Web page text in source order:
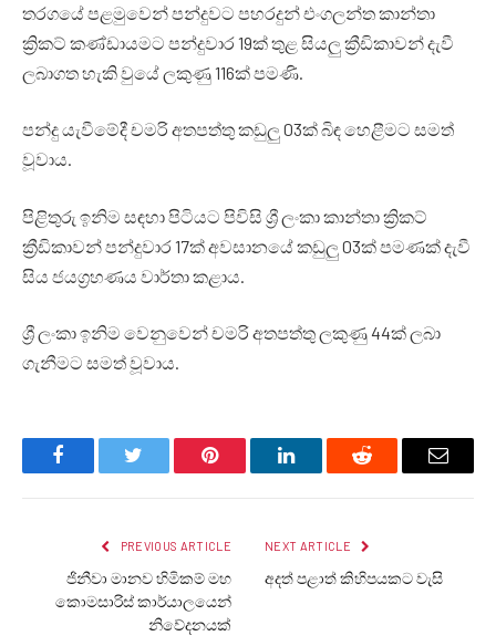
තරගයේ පළමුවෙන් පන්දුවට පහරදුන් එංගලන්ත කාන්තා
ක්‍රිකට් කණ්ඩායමට පන්දුවාර 19ක් තුළ සියලු ක්‍රීඩිකාවන් දැවී
ලබාගත හැකි වුයේ ලකුණු 116ක් පමණි.
පන්දු යැවීමේදී චමරි අතපත්තු කඩුලු 03ක් බිඳ හෙළීමට සමත්
වූවාය.
පිළිතුරු ඉනිම සඳහා පිටියට පිවිසි ශ්‍රී ලංකා කාන්තා ක්‍රිකට්
ක්‍රීඩිකාවන් පන්දුවාර 17ක් අවසානයේ කඩුලු 03ක් පමණක් දැවී
සිය ජයග්‍රහණය වාර්තා කළාය.
ශ්‍රී ලංකා ඉනිම වෙනුවෙන් චමරි අතපත්තු ලකුණු 44ක් ලබා
ගැනීමට සමත් වූවාය.
FacebookTwitter Pinterest LinkedInReddit Email
PREVIOUS ARTICLE
ජිනීවා මානව හිමිකම් මහ
කොමසාරිස් කාර්යාලයෙන්
නිවේදනයක්
NEXT ARTICLE
අදත් පළාත් කිහිපයකට වැසි